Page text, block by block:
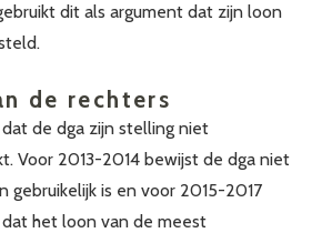
dit als argument dat zijn loon
de rechters
de dga zijn stelling niet
Voor 2013-2014 bewijst de dga niet
gebruikelijk is en voor 2015-2017
het loon van de meest